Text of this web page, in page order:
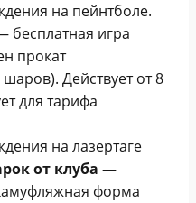
на пейнтболе.
бесплатная игра
прокат
Действует от 8
для тарифа
на лазертаге
от клуба —
форма